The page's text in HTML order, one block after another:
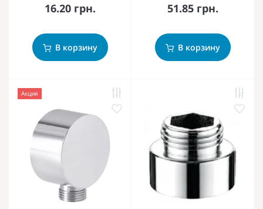
16.20 грн.
В корзину
51.85 грн.
В корзину
Акция